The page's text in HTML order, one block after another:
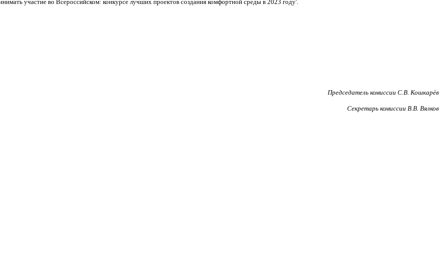
участие во Всероссийском: конкурсе лучших проектов создания комфортной среды в 2023 году'.
Председатель комиссии С.В. Кошкарёв
Секретарь комиссии В.В. Вялков